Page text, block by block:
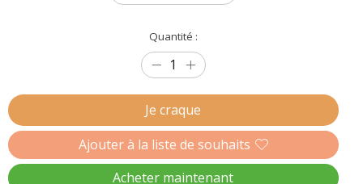
Quantité :
Je craque
Ajouter à la liste de souhaits
Acheter maintenant